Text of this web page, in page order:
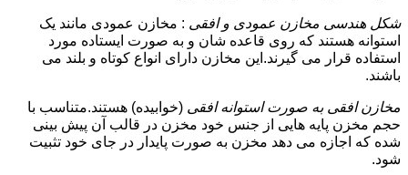
شکل هندسی مخازن عمودی و افقی : مخازن عمودی مانند یک
استوانه هستند که روی قاعده شان و به صورت ایستاده مورد
استفاده قرار می گیرند.این مخازن دارای انواع کوتاه و بلند می
باشند.
مخازن افقی به صورت استوانه افقی (خوابیده) هستند.متناسب با
حجم مخزن پایه هایی از جنس خود مخزن در قالب آن پیش بینی
شده که اجازه می دهد مخزن به صورت پایدار در جای خود تثبیت
شود.